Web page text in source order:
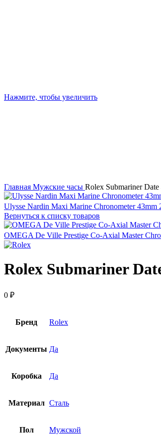
Нажмите, чтобы увеличить
Главная Мужские часы Rolex Submariner
Ulysse Nardin Maxi Marine Chronometer 43mm
Вернуться к списку товаров
OMEGA De Ville Prestige Co-Axial Master
Rolex Submariner
0 ₽
Бренд Rolex
Документы Да
Коробка Да
Материал Сталь
Пол Мужской